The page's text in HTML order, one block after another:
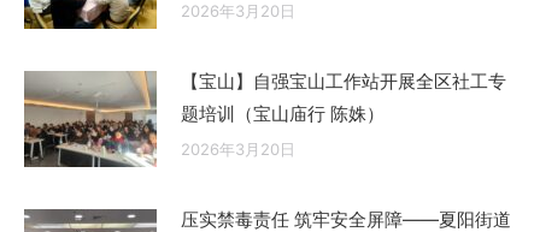
2026年3月20日
【宝山】自强宝山工作站开展全区社工专
题培训（宝山庙行 陈姝）
2026年3月20日
压实禁毒责任 筑牢安全屏障——夏阳街道